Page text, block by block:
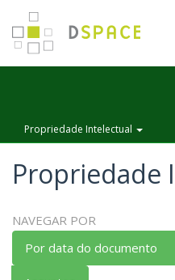
Propriedade Intelectual
Propriedade
NAVEGAR POR
Por data do documento